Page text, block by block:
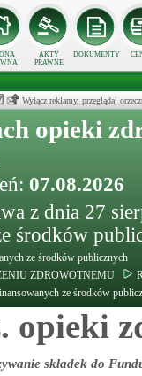
AKTY
PRAWNE
DOKUMENTY
Wyłącz reklamy, przeglądaj
opieki
07.08.2026
z dnia 27
środków
ze środków publicznych
ZDROWOTNEMU
ze środków
opieki
składek do